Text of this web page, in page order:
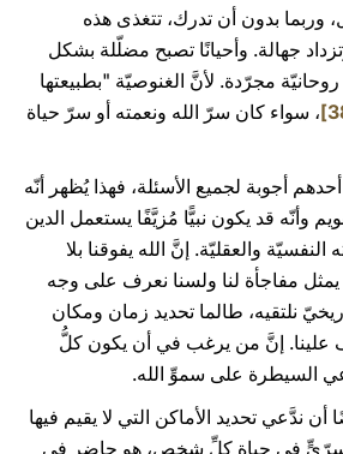
وربما بدون أن تدرك، تتغذى هذه
جهالة. وأحيانًا تصبح مضلّلة بشكل
مجرّدة. لأنَّ الغنوصيّة "بطبيعتها
، سواء كان سرّ الله ونعمته أو سرّ حياة
أجوبة لجميع الأسئلة، فهذا يُظهر أنّه
وأنّه قد يكون نبيًّا مُزيَّفًا يستعمل الدين
والعقليّة. إنَّ الله يفوقنا بلا
مفاجأة لنا ولسنا نعرف على وجه
نلتقيه، طالما تحديد زمان ومكان
علينا. إنَّ من يرغب في أن يكون كلُّ
السيطرة على سموِّ الله.
أن ندَّعي تحديد الأماكن التي لا يقيم فيها
سرّيٍّ في حياة كلِّ شخص، هو حاضر في